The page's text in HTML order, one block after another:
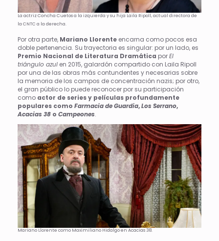
La actriz Concha Cuetos a la izquierda y su hija Laila Ripoll, actual directora de
la CNTC a la derecha.
Por otra parte, Mariano Llorente encarna como pocos esa
doble pertenencia. Su trayectoria es singular: por un lado, es
Premio Nacional de Literatura Dramática porEl
triángulo azul en 2015, galardón compartido con Laila Ripoll
por una de las obras más contundentes y necesarias sobre
la memoria de los campos de concentración nazis; por otro,
el gran público lo puede reconocer por su participación
como actor de series y películas profundamente
populares como Farmacia de Guardia,Los Serrano,
Acacias 38 o Campeones.
Mariano Llorente como Maximiliano Hidalgo en Acacias 38.